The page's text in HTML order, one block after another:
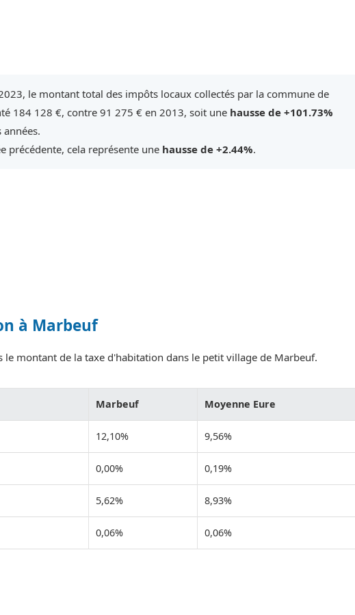
le montant total des impôts locaux collectés par la commune de
184 128 €, contre 91 275 € en 2013, soit une hausse de +101.73%
précédente, cela représente une hausse de +2.44%.
à Marbeuf
le montant de la taxe d'habitation dans le petit village de Marbeuf.
Marbeuf Moyenne Eure
12,10% 9,56%
0,00% 0,19%
5,62% 8,93%
0,06% 0,06%